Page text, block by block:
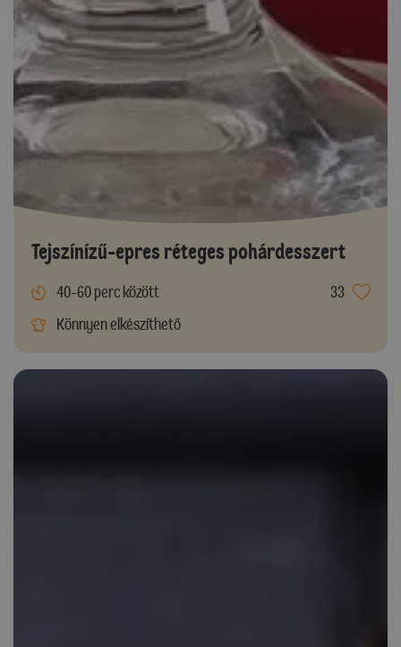
Tejszínízű-epres réteges pohárdesszert
40-60 perc között
33
Könnyen elkészíthető